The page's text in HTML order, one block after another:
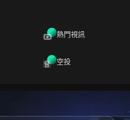
熱門視訊
空投
失與帳號風險，並決定這週該調整
還是更嚴重的帳號問題的訊號開始
除追蹤者，還是只有